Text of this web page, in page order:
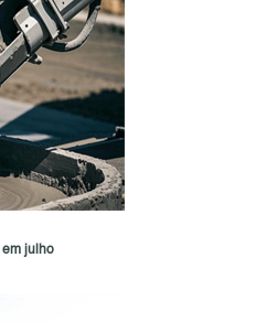
em julho